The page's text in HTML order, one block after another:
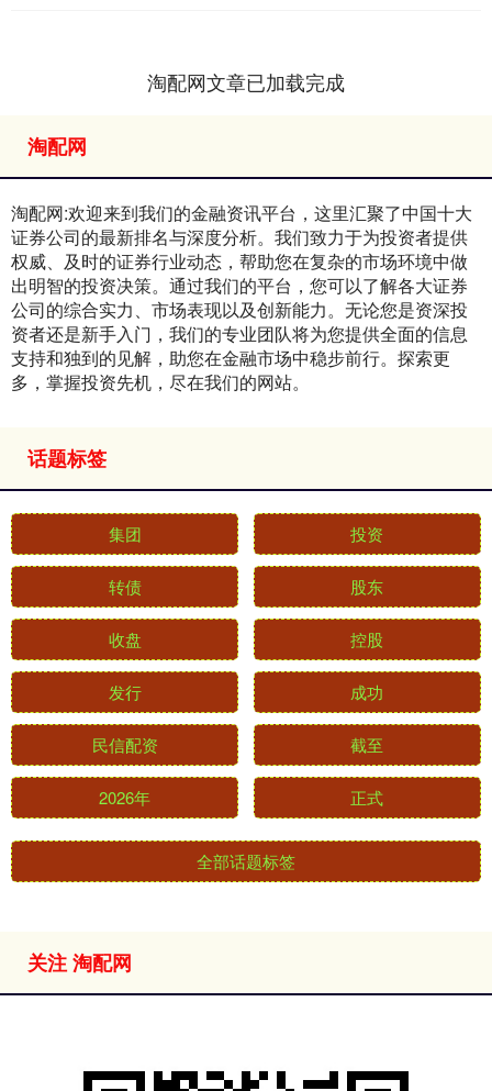
淘配网文章已加载完成
淘配网
淘配网:欢迎来到我们的金融资讯平台，这里汇聚了中国十大
证券公司的最新排名与深度分析。我们致力于为投资者提供
权威、及时的证券行业动态，帮助您在复杂的市场环境中做
出明智的投资决策。通过我们的平台，您可以了解各大证券
公司的综合实力、市场表现以及创新能力。无论您是资深投
资者还是新手入门，我们的专业团队将为您提供全面的信息
支持和独到的见解，助您在金融市场中稳步前行。探索更
多，掌握投资先机，尽在我们的网站。
话题标签
集团 投资
转债 股东
收盘 控股
发行 成功
民信配资 截至
2026年 正式
全部话题标签
关注 淘配网